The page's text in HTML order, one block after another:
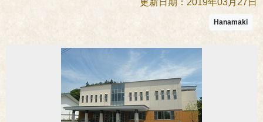
更新日期：2019年03月27日
Hanamaki